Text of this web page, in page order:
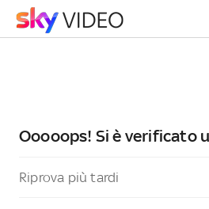
Ooooops! Si è verificato
Riprova più tardi